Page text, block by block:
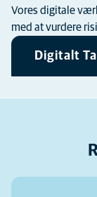
Vores digitale
med at vurdere
Digitalt